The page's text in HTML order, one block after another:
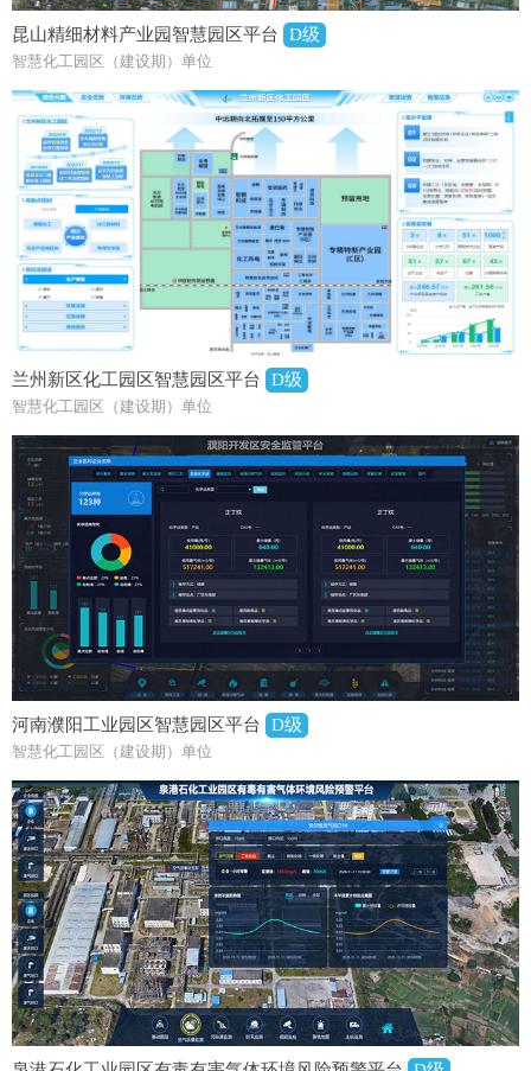
昆山精细材料产业园智慧园区平台 D级
智慧化工园区（建设期）单位
兰州新区化工园区智慧园区平台 D级
智慧化工园区（建设期）单位
河南濮阳工业园区智慧园区平台 D级
智慧化工园区（建设期）单位